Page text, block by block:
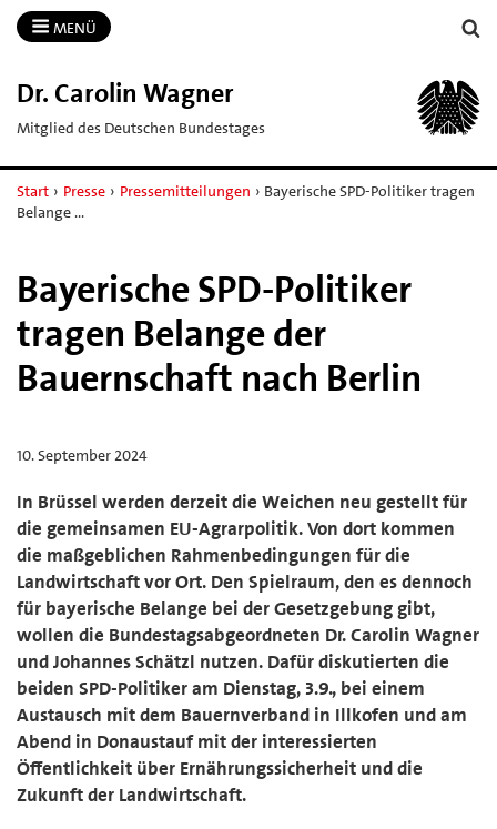
MENÜ
Dr.​ Carolin Wagner
Mitglied des Deutschen Bundestages
Start › Presse › Pressemitteilungen › Bayerische SPD-Politiker tragen
Belange …
Bayerische SPD-Politiker
tragen Belange der
Bauernschaft nach Berlin
10. September 2024
In Brüssel werden derzeit die Weichen neu gestellt für
die gemeinsamen EU-Agrarpolitik. Von dort kommen
die maßgeblichen Rahmenbedingungen für die
Landwirtschaft vor Ort. Den Spielraum, den es dennoch
für bayerische Belange bei der Gesetzgebung gibt,
wollen die Bundestagsabgeordneten Dr. Carolin Wagner
und Johannes Schätzl nutzen. Dafür diskutierten die
beiden SPD-Politiker am Dienstag, 3.9., bei einem
Austausch mit dem Bauernverband in Illkofen und am
Abend in Donaustauf mit der interessierten
Öffentlichkeit über Ernährungssicherheit und die
Zukunft der Landwirtschaft.